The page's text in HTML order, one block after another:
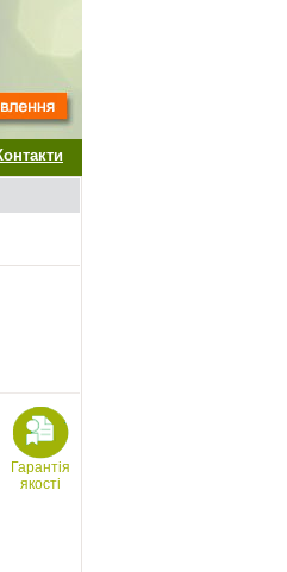
Гарантія
якості